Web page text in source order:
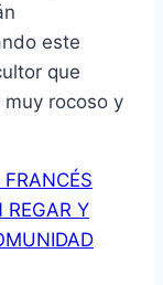
este
que
muy rocoso y
REGAR Y